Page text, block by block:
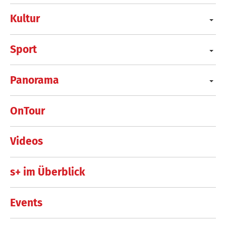
Kultur
Sport
Panorama
OnTour
Videos
s+ im Überblick
Events